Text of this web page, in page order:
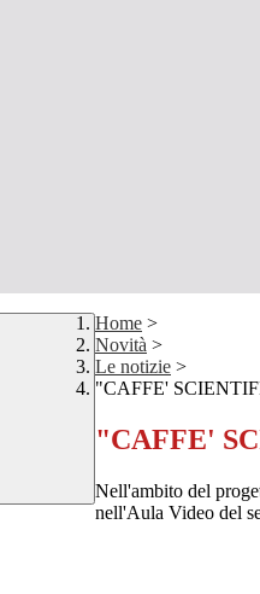
Home >
Novità >
Le notizie >
"CAFFE'
"CAFFE'
Nell'ambito del
nell'Aula Video del